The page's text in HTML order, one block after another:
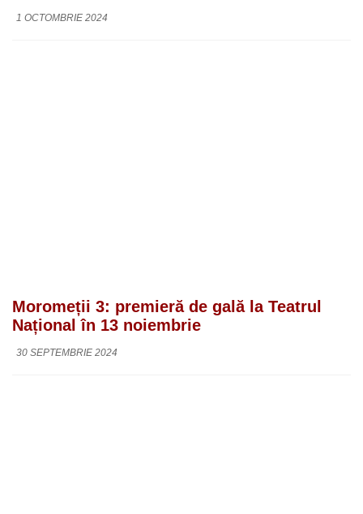
1 OCTOMBRIE 2024
Moromeții 3: premieră de gală la Teatrul
Național în 13 noiembrie
30 SEPTEMBRIE 2024